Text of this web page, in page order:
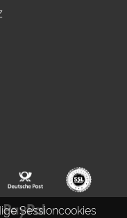
Sessioncookies